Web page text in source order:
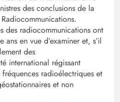
des conclusions de la
des radiocommunications ont
en vue d’examiner et, s’il
des
international régissant
radioélectriques et
et non